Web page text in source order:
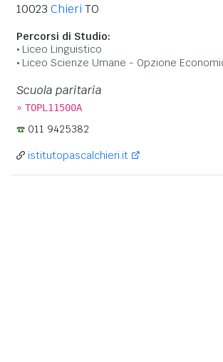
10023 Chieri TO
Percorsi di Studio:
Liceo Linguistico
Liceo Scienze Umane - Opzione
Scuola paritaria
» TOPL11500A
011 9425382
istitutopascalchieri.it